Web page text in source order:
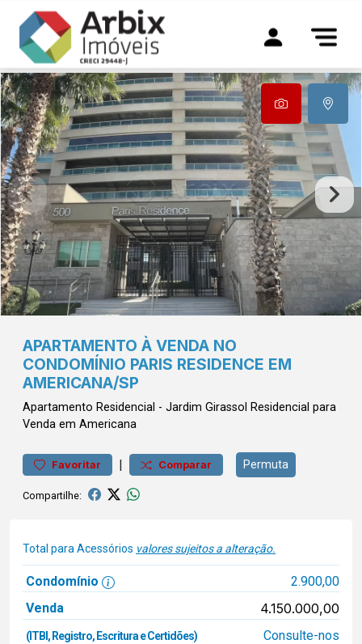
APARTAMENTO À VENDA NO
CONDOMÍNIO PARIS RESIDENCE EM
AMERICANA/SP
Apartamento Residencial - Jardim Girassol Residencial para
Venda em Americana
Favoritar | Comparar Permuta
Compartilhe:
Total para Acessórios valores sujeitos a alteração.
Condomínio
2.900,00
Venda
4.150.000,00
(ITBI, Registro, Escritura e Certidões) Consulte-nos